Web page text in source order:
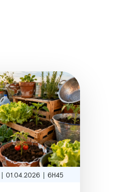
| 01.04.2026 | 6H45